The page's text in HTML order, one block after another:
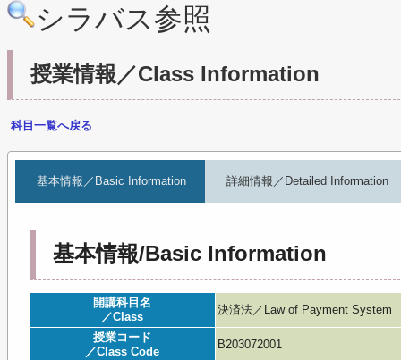
シラバス参照
授業情報／Class Information
科目一覧へ戻る
基本情報／Basic Information 詳細情報／Detailed Information
基本情報/Basic Information
開講科目名
／Class
決済法／Law of Payment System
授業コード
／Class Code
B203072001